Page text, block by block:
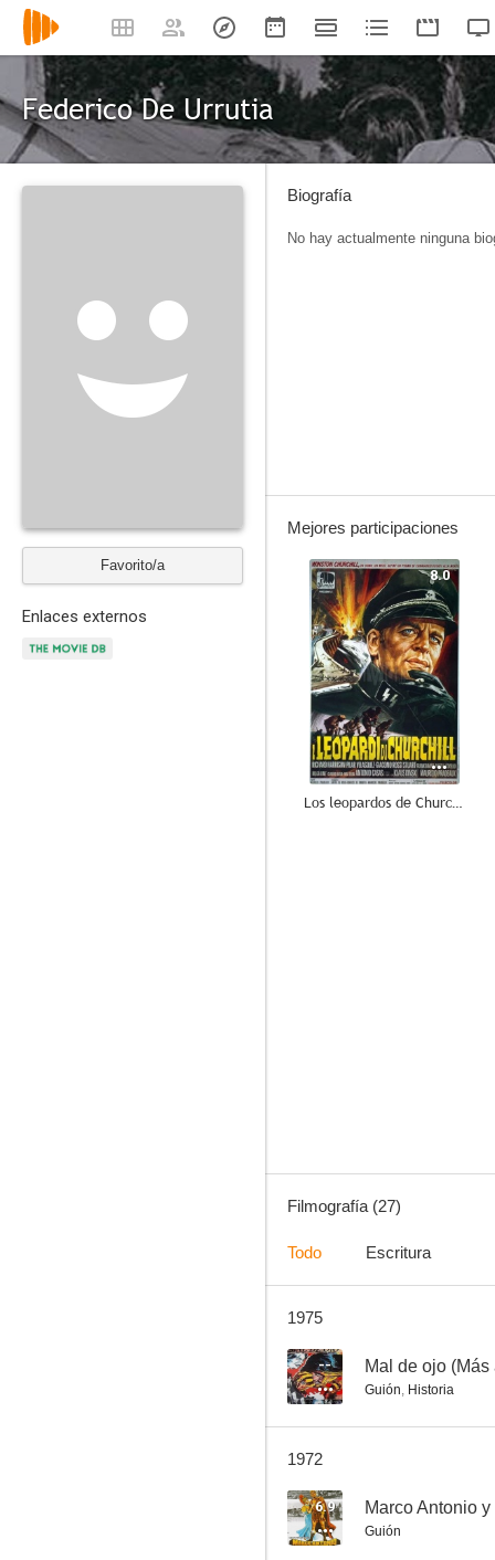
Federico De Urrutia
Favorito/a
Enlaces externos
Biografía
No hay actualmente ninguna
Mejores participaciones
8.0
Los leopardos de Churchill
Juventud a la intemperie
--
Filmografía (27)
Todo Escritura
1975
-- Mal de ojo
Guión, Historia
1972
6.9 Marco Antonio
Guión